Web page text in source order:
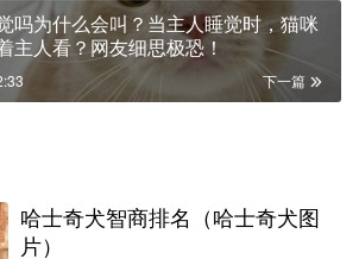
吗为什么会叫？当主人睡觉时，猫咪
主人看？网友细思极恐！
下一篇
哈士奇犬智商排名（哈士奇犬图
片）